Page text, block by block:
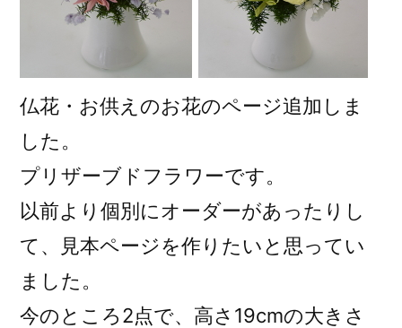
仏花・お供えのお花のページ追加しま
した。
プリザーブドフラワーです。
以前より個別にオーダーがあったりし
て、見本ページを作りたいと思ってい
ました。
今のところ2点で、高さ19cmの大きさ